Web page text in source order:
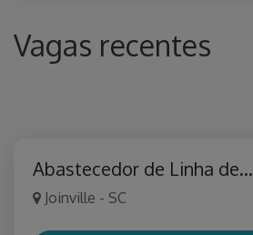
Vagas recentes
Abastecedor de Linha de…
Joinville - SC